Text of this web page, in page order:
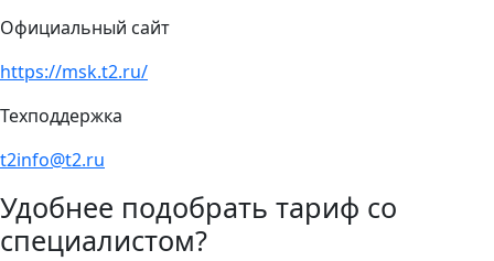
Официальный сайт
https://msk.t2.ru/
Техподдержка
t2info@t2.ru
Удобнее подобрать тариф со
специалистом?